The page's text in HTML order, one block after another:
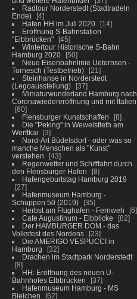
Radtour Norderstedt (Stadtradeln
Ende)
4
Hafen HH im Juli 2020
14
Eröffnung S-Bahnstation
"Elbbrücken"
45
Wintertour Historische S-Bahn
Hamburg 2020
50
Neue Eisenbahnlinie Ueternsen -
Tornesch (Testbetrieb)
21
Steinhanse in Norderstedt
(Legoausstellung)
37
Miniaturwunderland Hamburg nach
Coronawiedereröffnung und mit Italien
60
Flensburger Kunstschaffen
8
Die "Peking" in Wewelsfleth am
Werftkai
3
Nord-Art Büdelsdorf - oder was so
manche Menschen als "Kunst"
verstehen
43
Regenwetter und Schifffahrt durch
den Flensburger Hafen
8
Hafengeburtstag Hamburg 2019
27
Hafenmuseum Hamburg -
Schuppen 50 (2019)
35
Herbst am Flughafen - Fernweh
6
Cafe Augustinum - Elbblicke
82
Der HAMBURGER DOM - das
Volksfest des Nordens
23
Die AMERIGO VESPUCCI in
Hamburg
32
Drachen im Stadtpark Norderstedt
8
HH: Eröffnung des neuen U-
Bahnhofes Elbbrücken
37
Hafenmuseum Hamburg - MS
Bleichen
62